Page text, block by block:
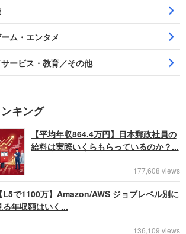
ム・エンタメ
ービス・教育／その他
キング
【平均年収864.4万円】日本郵政社員の
給料は実際いくらもらっているのか？...
177,608 views
【L5で1100万】Amazon/AWS ジョブレベル別に
る年収額はいく...
136,109 views